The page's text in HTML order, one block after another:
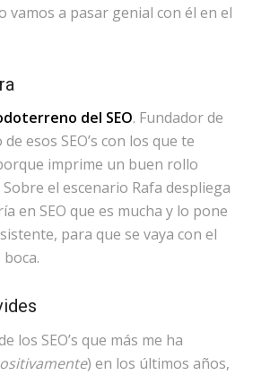
vamos a pasar genial con él en el
del SEO. Fundador de
esos SEO’s con los que te
imprime un buen rollo
el escenario Rafa despliega
en SEO que es mucha y lo pone
para que se vaya con el
los SEO’s que más me ha
) en los últimos años,